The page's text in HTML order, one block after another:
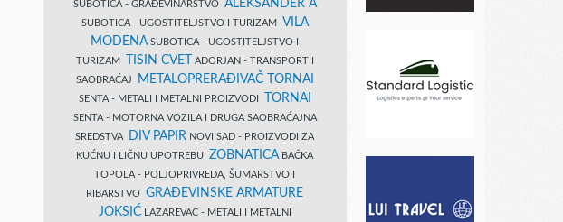
SUBOTICA - GRAĐEVINARSTVO ALEKSANDER A
SUBOTICA - UGOSTITELJSTVO I TURIZAM VILA
MODENA SUBOTICA - UGOSTITELJSTVO I
TURIZAM
TISIN CVET
ADORJAN - TRANSPORT I
SAOBRAĆAJ
METALOPRERAĐIVAČ TORNAI
SENTA - METALI I METALNI PROIZVODI TORNAI
SENTA - MOTORNA VOZILA I DRUGA SAOBRAĆAJNA
SREDSTVA
DIV PAPIR NOVI SAD - PROIZVODI ZA
KUĆNU I LIČNU UPOTREBU ZOBNATICA BAČKA
TOPOLA - POLJOPRIVREDA, ŠUMARSTVO I
RIBARSTVO GRAĐEVINSKE ARMATURE
JOKSIĆLAZAREVAC - METALI I METALNI